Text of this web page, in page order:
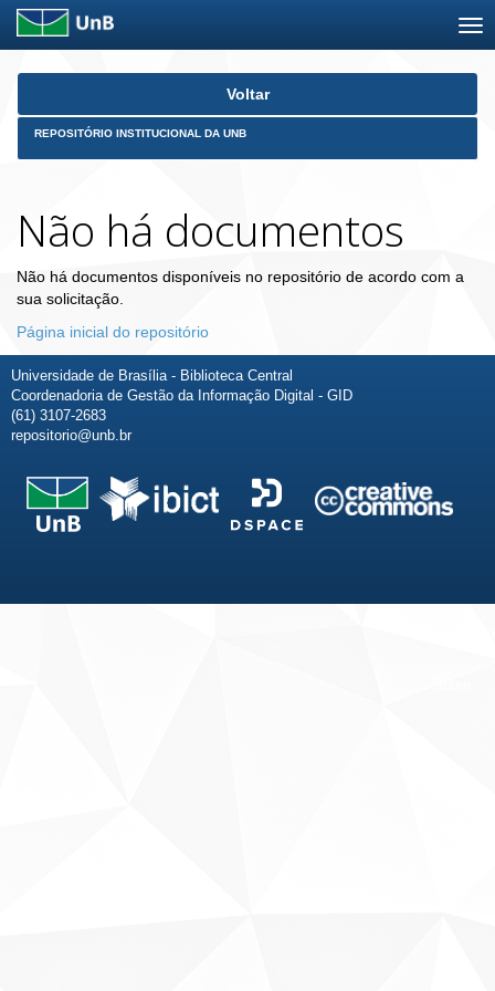
Skip
Voltar
REPOSITÓRIO INSTITUCIONAL DA UNB
Não há documentos
Não há documentos disponíveis no repositório de acordo com a
sua solicitação.
Página inicial do repositório
Universidade de Brasília - Biblioteca Central
Coordenadoria de Gestão da Informação Digital - GID
(61) 3107-2683
repositorio@unb.br